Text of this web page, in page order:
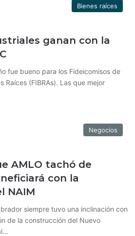
Bienes raíces
ganan con la
fue bueno para los Fideicomisos de
Raíces (FIBRAs). Las que mejor
Negocios
AMLO tachó de
con la
NAIM
siempre tuvo una inclinación con
de la construcción del Nuevo